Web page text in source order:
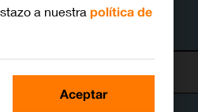
a nuestra política de
Aceptar